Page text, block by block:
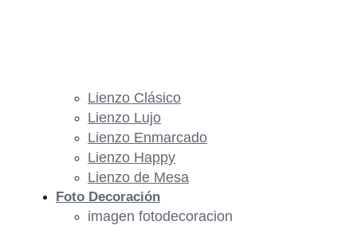
Lienzo Clásico
Lienzo Lujo
Lienzo Enmarcado
Lienzo Happy
Lienzo de Mesa
Foto Decoración
imagen fotodecoracion